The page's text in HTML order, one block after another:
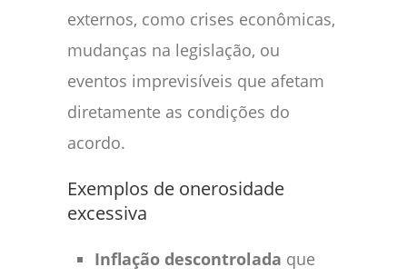
externos, como crises econômicas,
mudanças na legislação, ou
eventos imprevisíveis que afetam
diretamente as condições do
acordo.
Exemplos de onerosidade
excessiva
Inflação descontrolada que